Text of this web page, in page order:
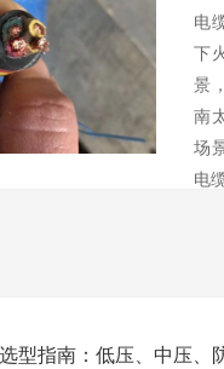
电
下
景
南
场
电
型指南：低压、中压、